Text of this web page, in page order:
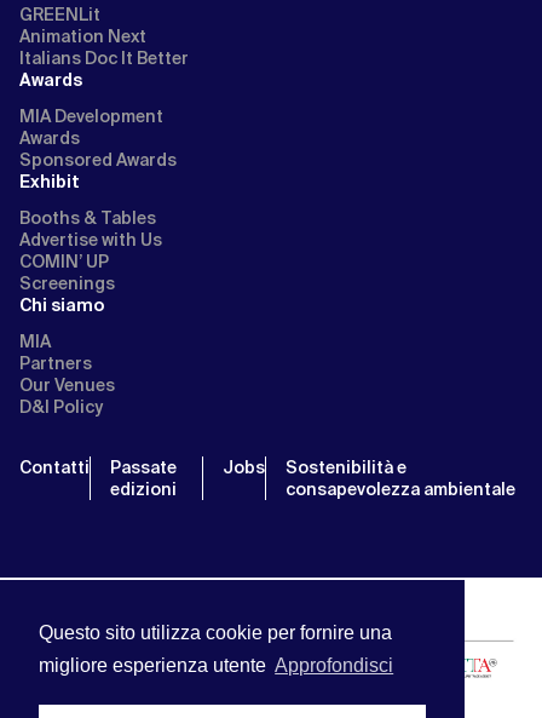
Questo sito utilizza cookie per fornire una
migliore esperienza utente Approfondisci
GREENLit
Animation Next
Italians Doc It Better
Awards
MIA Development
Awards
Sponsored Awards
Exhibit
Booths & Tables
Advertise with Us
COMIN’ UP
Screenings
Chi siamo
MIA
Partners
Our Venues
D&I Policy
Contatti
Passate
edizioni
Jobs
Sostenibilità e
consapevolezza ambientale